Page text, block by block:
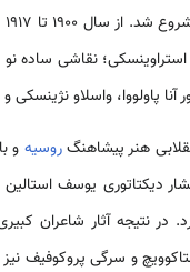
از سال 1900 تا 1917 در هنر
استراوینسکی؛ نقاشی ساده
آنا پاولووا، واسلاو
هنر پیشاهنگروسیه و
دیکتاتوری یوسف
در نتیجه آثار شاعران